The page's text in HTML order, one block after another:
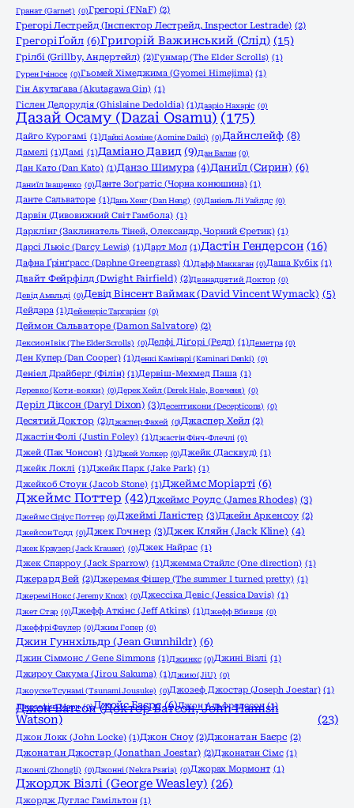
Гранат (Garnet) (0)Грегорі (FNaF) (2)
Грегорі Лестрейд (Інспектор Лестрейд, Inspector Lestrade) (2)
Грегорі Ґойл (6)Григорій Важинський (Слід) (15)
Грілбі (Grillby, Андертейл) (2)Гунмар (The Elder Scrolls) (1)
Гурен Ічіносе (0)Гьомей Хімеджима (Gyomei Himejima) (1)
Гін Акутаґава (Akutagawa Gin) (1)
Гіслен Дедорудія (Ghislaine Dedoldia) (1)Дааріо Нахаріс (0)
Дазай Осаму (Dazai Osamu) (175)
Дайго Курогамі (1)Дайкі Аоміне (Aomine Daiki) (0)Дайнслейф (8)
Дамелі (1)Дамі (1)Даміано Давид (9)Дан Балан (0)
Дан Като (Dan Katо) (1)Данзо Шимура (4)Даниїл (Сирин) (6)
Даниїл Іващенко (0)Данте Зоґратіс (Чорна конюшина) (1)
Данте Сальваторе (1)Дань Хенг (Dan Heng) (0)Даніель Лі Уайлдс (0)
Дарвін (Дивовижний Світ Гамбола) (1)
Дарклінг (Заклинатель Тіней, Олександр, Чорний Єретик) (1)
Дарсі Льюіс (Darcy Lewis) (1)Дарт Мол (1)Дастін Гендерсон (16)
Дафна Ґрінґрасс (Daphne Greengrass) (1)Дафф Маккаган (0)Даша Кубік (1)
Двайт Фейрфілд (Dwight Fairfield) (2)Дванадцятий Доктор (0)
Девід Амальді (0)Девід Вінсент Ваймак (David Vincent Wymack) (5)
Дейдара (1)Дейенеріс Таргарієн (0)
Деймон Сальваторе (Damon Salvatore) (2)
Дексион Івік (The Elder Scrolls) (0)Делфі Діґорі (Редл) (1)Деметра (0)
Ден Купер (Dan Cooper) (1)Денкі Камінарі (Kaminari Denki) (0)
Деніел Драйберг (Філін) (1)Дервіш-Мехмед Паша (1)
Деревко (Коти-вояки) (0)Дерек Хейл (Derek Hale, Вовченя) (0)
Деріл Діксон (Daryl Dixon) (3)Десептикони (Decepticons) (0)
Десятий Доктор (2)Джаспер Фахей (0)Джаспер Хейл (2)
Джастін Фолі (Justin Foley) (1)Джастін Фінч-Флечлі (0)
Джей (Пак Чонсон) (1)Джей Уолкер (0)Джейк (Дасквуд) (1)
Джейк Локлі (1)Джейк Парк (Jake Park) (1)
Джейкоб Стоун (Jacob Stone) (1)Джеймс Моріарті (6)
Джеймс Поттер (42)Джеймс Роудс (James Rhodes) (3)
Джеймс Сіріус Поттер (0)Джеймі Ланістер (3)Джейн Аркенсоу (2)
Джейсон Тодд (0)Джек Гочнер (3)Джек Кляйн (Jack Kline) (4)
Джек Краузер (Jack Krauser) (0)Джек Найрас (1)
Джек Спарроу (Jack Sparrow) (1)Джемма Стайлс (One direction) (1)
Джерард Вей (2)Джеремая Фішер (The summer I turned pretty) (1)
Джеремі Нокс (Jeremy Knox) (0)Джессіка Девіс (Jessica Davis) (1)
Джет Стар (0)Джефф Аткінс (Jeff Atkins) (1)Джефф Вбивця (0)
Джеффрі Фаулер (0)Джим Гопер (0)
Джин Гуннхільдр (Jean Gunnhildr) (6)
Джин Сіммонс / Gene Simmons (1)Джинкс (0)Джині Візлі (1)
Джироу Сакума (Jirou Sakuma) (1)Джию (JiU) (0)
Джоyске Тсунамі (Tsunami Jousuke) (0)Джозеф Джостар (Joseph Joestar) (1)
Джозефіна Марч (0)Джойс Баєрс (6)Джон Альфредссон (1)
Джон Ватсон (Доктор Ватсон, John Hamish
Watson)
(23)
Джон Локк (John Locke) (1)Джон Сноу (2)Джонатан Баєрс (2)
Джонатан Джостар (Jonathan Joestar) (2)Джонатан Сімс (1)
Джонлі (Zhongli) (0)Джонні (Nekra Psaria) (0)Джорах Мормонт (1)
Джордж Візлі (George Weasley) (26)
Джордж Дуглас Гамільтон (1)